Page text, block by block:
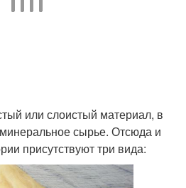
или слоистый материал, в
сырье. Отсюда и
присутствуют три вида: